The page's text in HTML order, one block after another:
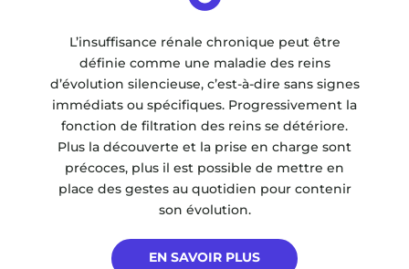
L’insuffisance rénale chronique peut être
définie comme une maladie des reins
d’évolution silencieuse, c’est-à-dire sans signes
immédiats ou spécifiques. Progressivement la
fonction de filtration des reins se détériore.
Plus la découverte et la prise en charge sont
précoces, plus il est possible de mettre en
place des gestes au quotidien pour contenir
son évolution.
EN SAVOIR PLUS